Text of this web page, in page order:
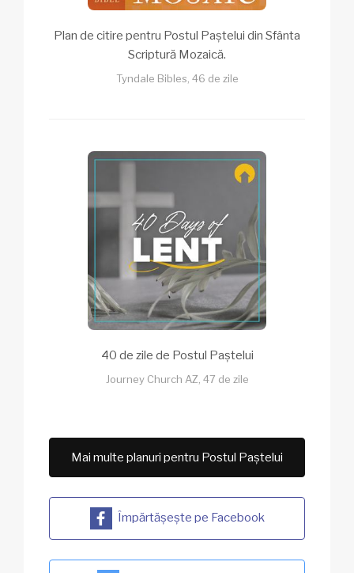
Plan de citire pentru Postul Paștelui din Sfânta
Scriptură Mozaică.
Tyndale Bibles, 46 de zile
40 de zile de Postul Paștelui
Journey Church AZ, 47 de zile
Mai multe planuri pentru Postul Paștelui
Împărtășește pe Facebook